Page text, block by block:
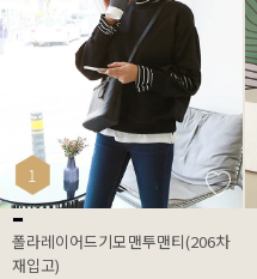
1
폴라레이어드기모맨투맨티(206차
재입고)